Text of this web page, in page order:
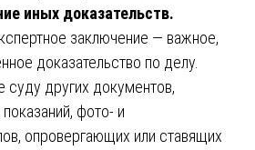
иных доказательств.
заключение — важное,
доказательство по делу.
суду других документов,
фото- и
опровергающих или ставящих